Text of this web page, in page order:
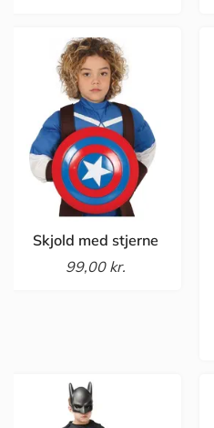
Skjold med stjerne
99,00 kr.